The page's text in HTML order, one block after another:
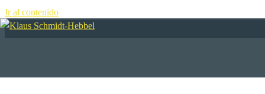
Ir al contenido
+